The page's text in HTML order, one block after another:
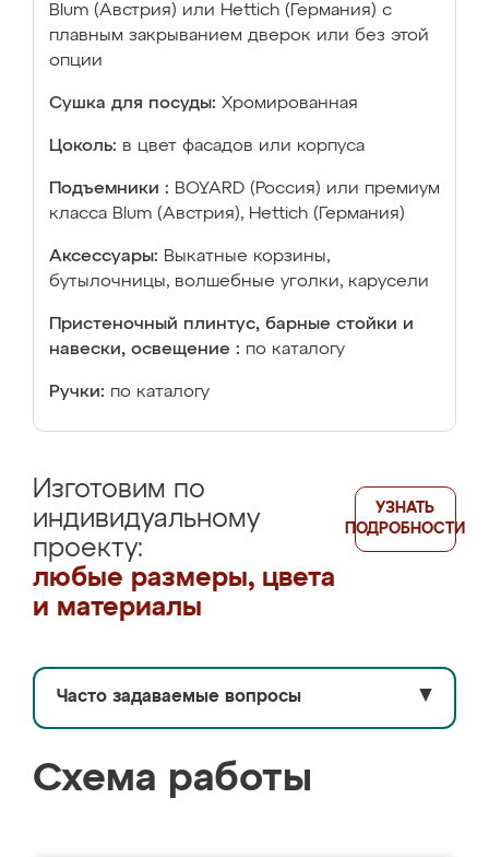
Blum (Австрия) или Hettich (Германия) с
плавным закрыванием дверок или без этой
опции
Сушка для посуды: Хромированная
Цоколь: в цвет фасадов или корпуса
Подъемники : BOYARD (Россия) или премиум
класса Blum (Австрия), Hettich (Германия)
Аксессуары: Выкатные корзины,
бутылочницы, волшебные уголки, карусели
Пристеночный плинтус, барные стойки и
навески, освещение : по каталогу
Ручки: по каталогу
Изготовим по
индивидуальному
проекту:
любые размеры, цвета
и материалы
УЗНАТЬ
ПОДРОБНОСТИ
Часто задаваемые вопросы ▼
Схема работы